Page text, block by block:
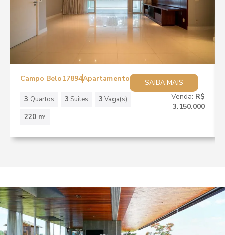
Campo Belo 17894Apartamento
SAIBA MAIS
3 Quartos 3 Suites 3 Vaga(s)
220 m2
Venda: R$
3.150.000